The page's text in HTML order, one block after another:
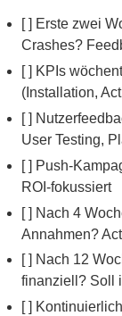
[ ] Erste zwei
Crashes?
[ ] KPIs
(Installation,
[ ]
User Testing,
[ ] Push-
ROI-fokussiert
[ ] Nach 4
Annahmen?
[ ] Nach 12
finanziell? Soll
[ ]